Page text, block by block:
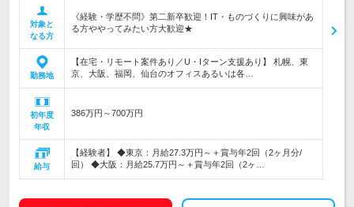
対象と
なる方
《経験・学歴不問》第二新卒歓迎！IT・ものづくりに興味があ
る方ややってみたい方大歓迎★
勤務地
【在宅・リモート案件あり／U・Iターン支援あり】 札幌、東
京、大阪、福岡、仙台のオフィスあるいは各…
初年度
年収
386万円～700万円
給与
【経験者】 ◆東京：月給27.3万円～＋賞与年2回（2ヶ月分/
回） ◆大阪：月給25.7万円～＋賞与年2回（2ヶ…